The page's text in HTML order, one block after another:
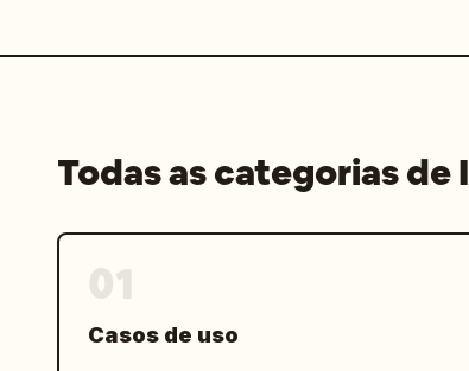
Todas as categorias de
Casos de uso